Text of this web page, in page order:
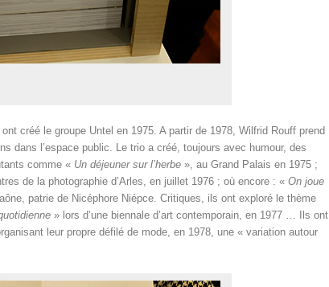
créé le groupe Untel en 1975. A partir de 1978, Wilfrid Rouff prend
dans l’espace public. Le trio a créé, toujours avec humour, des
comme « Un déjeuner sur l’herbe », au Grand Palais en 1975 ;
de la photographie d’Arles, en juillet 1976 ; où encore : « On joue
patrie de Nicéphore Niépce. Critiques, ils ont exploré le thème
» lors d’une biennale d’art contemporain, en 1977 … Ils ont
leur propre défilé de mode, en 1978, une « variation autour